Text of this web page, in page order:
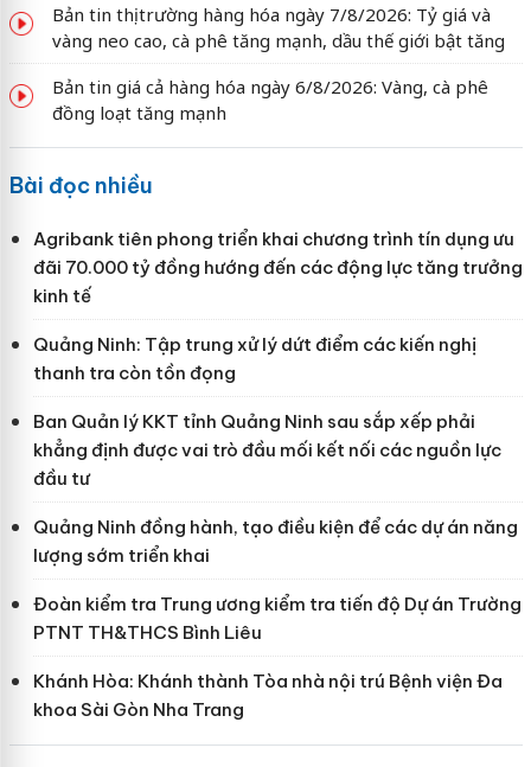
Bản tin thị trường hàng hóa ngày 7/8/2026: Tỷ giá và
vàng neo cao, cà phê tăng mạnh, dầu thế giới bật tăng
Bản tin giá cả hàng hóa ngày 6/8/2026: Vàng, cà phê
đồng loạt tăng mạnh
Bài đọc nhiều
Agribank tiên phong triển khai chương trình tín dụng ưu
đãi 70.000 tỷ đồng hướng đến các động lực tăng trưởng
kinh tế
Quảng Ninh: Tập trung xử lý dứt điểm các kiến nghị
thanh tra còn tồn đọng
Ban Quản lý KKT tỉnh Quảng Ninh sau sắp xếp phải
khẳng định được vai trò đầu mối kết nối các nguồn lực
đầu tư
Quảng Ninh đồng hành, tạo điều kiện để các dự án năng
lượng sớm triển khai
Đoàn kiểm tra Trung ương kiểm tra tiến độ Dự án Trường
PTNT TH&THCS Bình Liêu
Khánh Hòa: Khánh thành Tòa nhà nội trú Bệnh viện Đa
khoa Sài Gòn Nha Trang